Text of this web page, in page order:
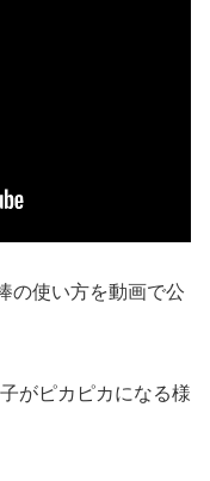
の使い方を動画で公
がピカピカになる様